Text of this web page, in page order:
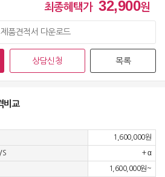
방문] [6년약정]
문] [4년약정]
최종혜택가 32,900원
제품견적서 다운로드
목록
상담신청
비교
1,600,000원
S + α
1,600,000원~